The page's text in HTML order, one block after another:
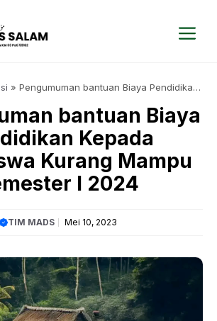
» Pengumuman bantuan Biaya Pendidikan
bantuan Biaya
Kepada
Kurang Mampu
I 2024
TIM MADS Mei 10, 2023